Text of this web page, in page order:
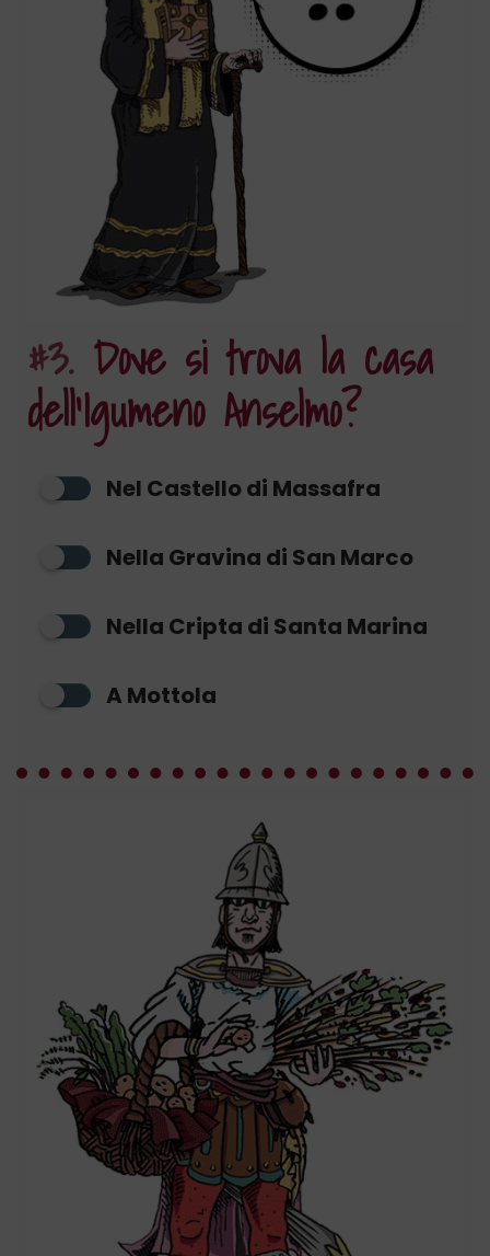
#3.Dove si trova la casa
dell’Igumeno Anselmo?
Nel Castello di Massafra
Nella Gravina di San Marco
Nella Cripta di Santa Marina
A Mottola